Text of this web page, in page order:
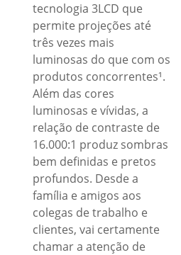
tecnologia 3LCD que
permite projeções até
três vezes mais
luminosas do que com os
produtos concorrentes¹.
Além das cores
luminosas e vívidas, a
relação de contraste de
16.000:1 produz sombras
bem definidas e pretos
profundos. Desde a
família e amigos aos
colegas de trabalho e
clientes, vai certamente
chamar a atenção de